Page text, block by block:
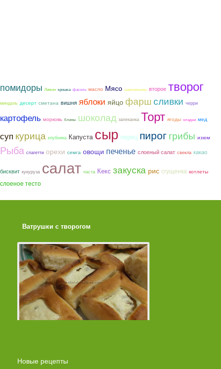
помидоры Лимон крошка фасоль масло Мясо шампиньоны второе творог
миндаль десерт сметана вишня яблоки яйцо фаршсливки черри
картофель морковь блины шоколад запеканка Торт ягоды оладьи мед
суп курица клубника Капуста сыр перец пирог грибы изюм
Рыба спагетти орехи семга овощи печенье слоеный салат свекла какао
бисквит кукуруза салат паста Кекс закуска рис сгущенка котлеты
слоеное тесто
Ватрушки с творогом
Новые рецепты